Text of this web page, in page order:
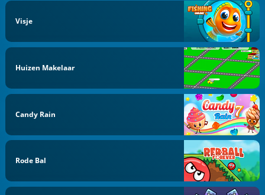
Visje
Huizen Makelaar
Candy Rain
Rode Bal